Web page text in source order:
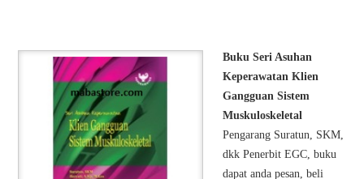
Buku Seri Asuhan
Keperawatan Klien
Gangguan Sistem
Muskuloskeletal
Pengarang Suratun, SKM,
dkk Penerbit EGC, buku
dapat anda pesan, beli